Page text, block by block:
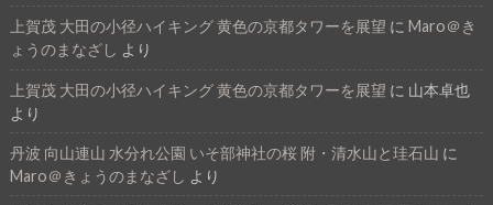
上賀茂 大田の小径ハイキング 黄色の京都タワーを展望 に Maro＠き
ょうのまなざし より
上賀茂 大田の小径ハイキング 黄色の京都タワーを展望 に 山本卓也
より
丹波 向山連山 水分れ公園 いそ部神社の桜 附・清水山と珪石山 に
Maro＠きょうのまなざし より